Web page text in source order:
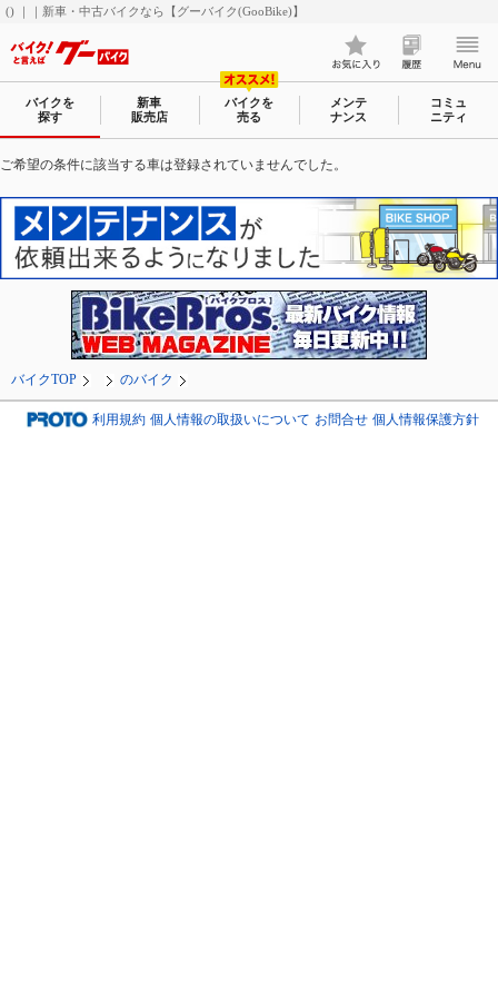
() ｜｜新車・中古バイクなら【グーバイク(GooBike)】
バイクを
探す
新車
販売店
バイクを
売る
メンテ
ナンス
コミュ
ニティ
ご希望の条件に該当する車は登録されていませんでした。
バイクTOP のバイク
利用規約 個人情報の取扱いについて お問合せ 個人情報保護方針